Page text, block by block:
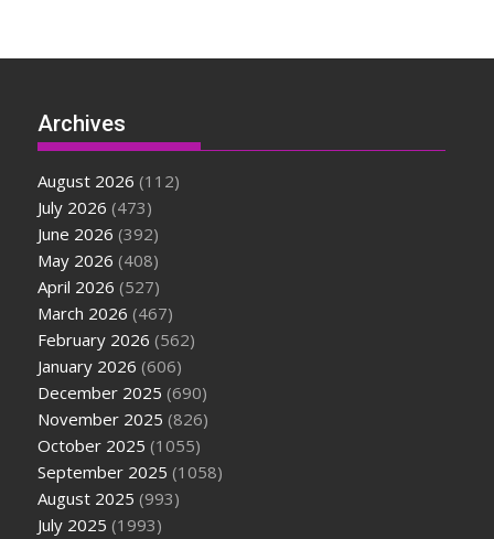
Archives
August 2026 (112)
July 2026 (473)
June 2026 (392)
May 2026 (408)
April 2026 (527)
March 2026 (467)
February 2026 (562)
January 2026 (606)
December 2025 (690)
November 2025 (826)
October 2025 (1055)
September 2025 (1058)
August 2025 (993)
July 2025 (1993)